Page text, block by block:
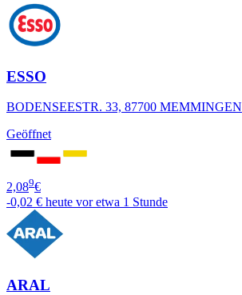
ESSO
BODENSEESTR. 33, 87700 MEMMINGEN
Geöffnet
2,089€
-0,02 € heute vor etwa 1 Stunde
ARAL